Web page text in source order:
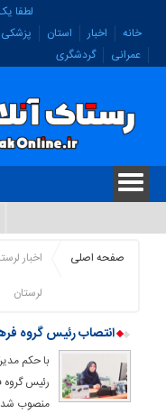
لطفا
خانه
اخبار استان
عمرانی
گردشگری
صفحه اصلی
اخبار
لرستان
انتصاب رئیس گروه
با حکم
رئیس گروه
منصوب شد.